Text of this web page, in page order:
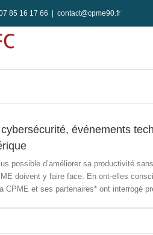
85 16 17 66 contact@cpme90.fr
événements
possible d’améliorer sa productivité
doivent y faire face. En ont-elles
CPME et ses partenaires* ont interrogé